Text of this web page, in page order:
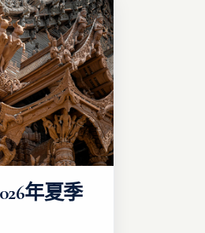
年夏季